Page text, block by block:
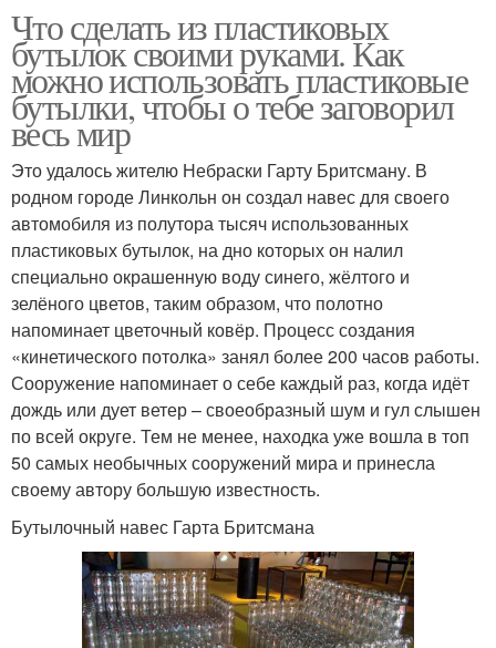
Что сделать из пластиковых
бутылок своими руками. Как
можно использовать пластиковые
бутылки, чтобы о тебе заговорил
весь мир
Это удалось жителю Небраски Гарту Бритсману. В
родном городе Линкольн он создал навес для своего
автомобиля из полутора тысяч использованных
пластиковых бутылок, на дно которых он налил
специально окрашенную воду синего, жёлтого и
зелёного цветов, таким образом, что полотно
напоминает цветочный ковёр. Процесс создания
«кинетического потолка» занял более 200 часов работы.
Сооружение напоминает о себе каждый раз, когда идёт
дождь или дует ветер – своеобразный шум и гул слышен
по всей округе. Тем не менее, находка уже вошла в топ
50 самых необычных сооружений мира и принесла
своему автору большую известность.
Бутылочный навес Гарта Бритсмана